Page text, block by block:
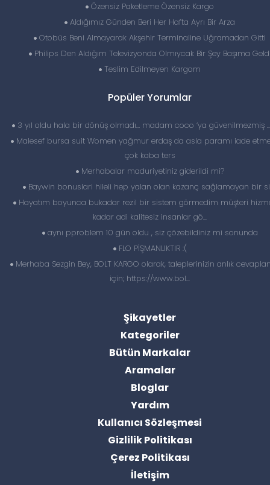
Özensiz Paketleme Özensiz Kargo
Aldığımız Günden Beri Her Hafta Ayrı Bir Arza
Otobüs Beni Almayarak Akşehir Terminaline Uğramadan Gitti
Philips Den Aldığım Televizyonda Olmıycak Bir Şey Başıma
Teslim Edilmeyen Kargom
Popüler Yorumlar
3 yıl oldu hala bir dönüş olmadı… madam coco ‘ya güvenilmezmiş
Malesef bursa suit Women yağmur erdaş da asla paramı iade
çok kaba ters
Merhabalar maduriyetiniz giderildi mi?
Baywin bonuslari hileli hep yalan olan kazanç sağlamayan bir
Hayatım boyunca bukadar rezil bir sistem görmedim müşteri
kadar adi kalitesiz insanlar gö...
aynı pproblem 10 gün oldu , siz çözebildiniz mi sonunda
FLO PİŞMANLIKTIR :(
Merhaba Sezgin Bey, BOLT KARGO olarak, taleplerinizin anlık
için; https://www.bol...
Şikayetler
Kategoriler
Bütün Markalar
Aramalar
Bloglar
Yardım
Kullanıcı Sözleşmesi
Gizlilik Politikası
Çerez Politikası
İletişim